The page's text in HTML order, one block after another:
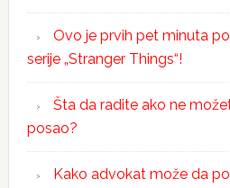
Ovo je prvih pet minuta
serije „Stranger Things“!
Šta da radite ako ne
posao?
Kako advokat može da